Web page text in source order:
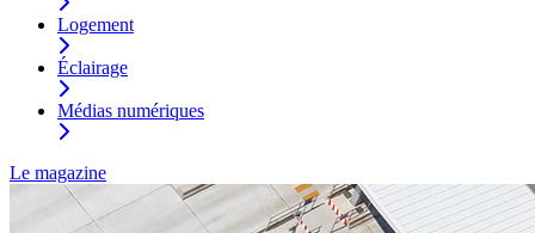
Logement
Éclairage
Médias numériques
Le magazine